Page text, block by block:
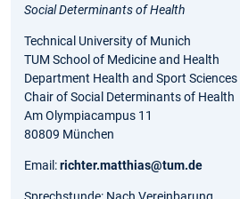
Social Determinants of Health
Technical University of Munich
TUM School of Medicine and Health
Department Health and Sport Sciences
Chair of Social Determinants of Health
Am Olympiacampus 11
80809 München
Email:richter.matthias@tum.de